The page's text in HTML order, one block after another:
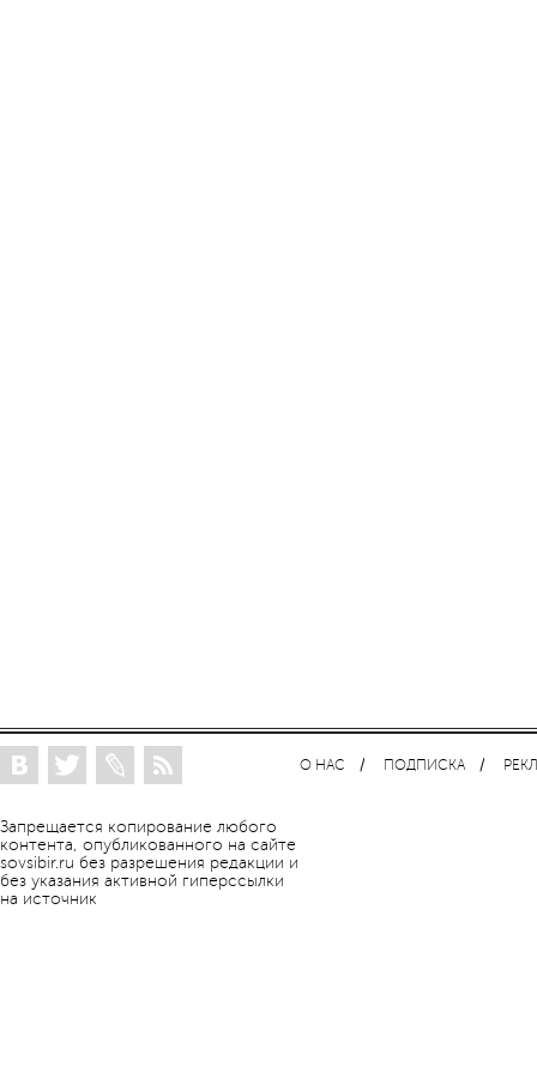
Запрещается копирование любого
контента, опубликованного на сайте
sovsibir.ru без разрешения редакции и
без указания активной гиперссылки
на источник
О НАС ПОДПИСКА